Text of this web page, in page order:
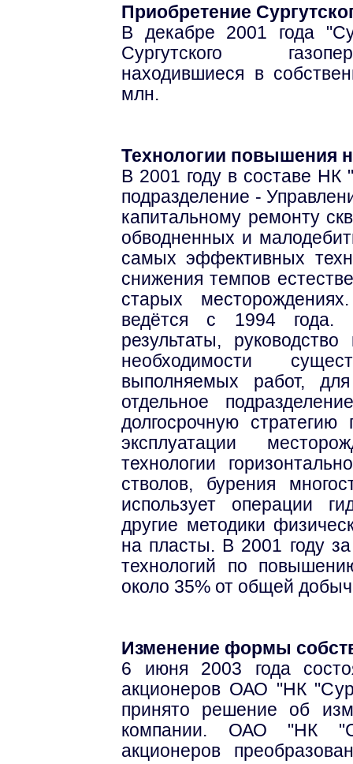
Приобретение
В декабре 2001 года
Сургутского
находившиеся в
млн.
Технологии повышения
В 2001 году в составе НК
подразделение -
капитальному ремонту
обводненных и
самых эффективных
снижения темпов
старых
ведётся с 1994 года.
результаты,
необходимости
выполняемых работ,
отдельное
долгосрочную
эксплуатации
технологии
стволов, бурения
использует операции
другие методики
на пласты. В 2001 году
технологий по
около 35% от общей
Изменение формы
6 июня 2003 года
акционеров ОАО "НК
принято решение об
компании. ОАО "НК
акционеров